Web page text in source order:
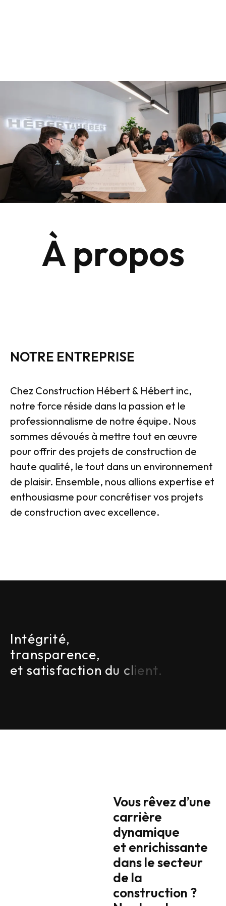
À propos
NOTRE ENTREPRISE
Chez Construction Hébert & Hébert inc,
notre force réside dans la passion et le
professionnalisme de notre équipe. Nous
sommes dévoués à mettre tout en œuvre
pour offrir des projets de construction de
haute qualité, le tout dans un environnement
de plaisir. Ensemble, nous allions expertise et
enthousiasme pour concrétiser vos projets
de construction avec excellence.
Intégrité,
transparence,
et satisfaction du client.
Vous rêvez d’une
carrière
dynamique
et enrichissante
dans le secteur
de la
construction ?